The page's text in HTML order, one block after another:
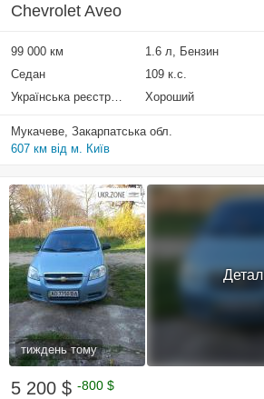
Chevrolet Aveo
99 000 км 1.6 л, Бензин
Седан
109 к.с.
Українська реєстрація
Хороший
Мукачеве, Закарпатська обл.
607 км від м. Київ
тиждень тому
5 200 $ -800 $